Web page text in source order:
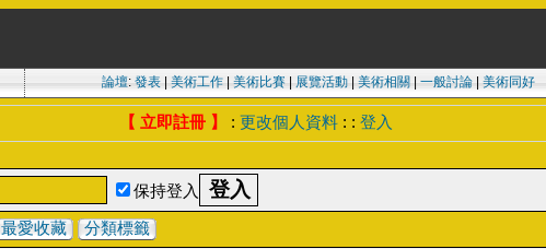
論壇: 發表| 美術工作| 美術比賽| 展覽活動| 美術相關 一般討論| 美術同好
【 立即註冊 】 : 更改個人資料 : : 登入
保持登入
最愛收藏 分類標籤